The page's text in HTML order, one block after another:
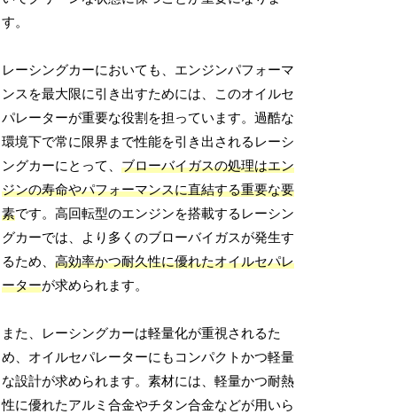
す。
レーシングカーにおいても、エンジンパフォーマ
ンスを最大限に引き出すためには、このオイルセ
パレーターが重要な役割を担っています。過酷な
環境下で常に限界まで性能を引き出されるレーシ
ングカーにとって、ブローバイガスの処理はエン
ジンの寿命やパフォーマンスに直結する重要な要
素です。高回転型のエンジンを搭載するレーシン
グカーでは、より多くのブローバイガスが発生す
るため、高効率かつ耐久性に優れたオイルセパレ
ーターが求められます。
また、レーシングカーは軽量化が重視されるた
め、オイルセパレーターにもコンパクトかつ軽量
な設計が求められます。素材には、軽量かつ耐熱
性に優れたアルミ合金やチタン合金などが用いら